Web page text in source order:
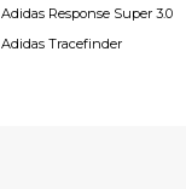
Adidas Response Super 3.0
Adidas Tracefinder